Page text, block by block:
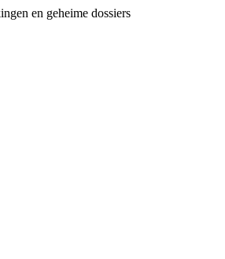
en geheime dossiers